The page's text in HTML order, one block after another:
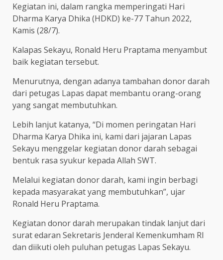
Kegiatan ini, dalam rangka memperingati Hari
Dharma Karya Dhika (HDKD) ke-77 Tahun 2022,
Kamis (28/7).
Kalapas Sekayu, Ronald Heru Praptama menyambut
baik kegiatan tersebut.
Menurutnya, dengan adanya tambahan donor darah
dari petugas Lapas dapat membantu orang-orang
yang sangat membutuhkan.
Lebih lanjut katanya, “Di momen peringatan Hari
Dharma Karya Dhika ini, kami dari jajaran Lapas
Sekayu menggelar kegiatan donor darah sebagai
bentuk rasa syukur kepada Allah SWT.
Melalui kegiatan donor darah, kami ingin berbagi
kepada masyarakat yang membutuhkan”, ujar
Ronald Heru Praptama.
Kegiatan donor darah merupakan tindak lanjut dari
surat edaran Sekretaris Jenderal Kemenkumham RI
dan diikuti oleh puluhan petugas Lapas Sekayu.